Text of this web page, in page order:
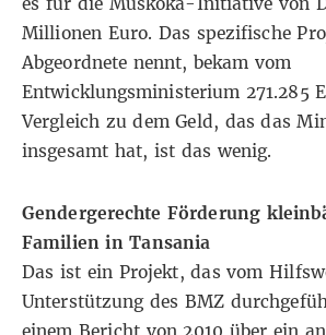
Millionen Euro. Das spezifische
Abgeordnete nennt, bekam vom
Entwicklungsministerium 271.285
Vergleich zu dem Geld, das das
insgesamt hat, ist das wenig.
Gendergerechte Förderung
Familien in Tansania
Das ist ein Projekt, das vom
Unterstützung des BMZ